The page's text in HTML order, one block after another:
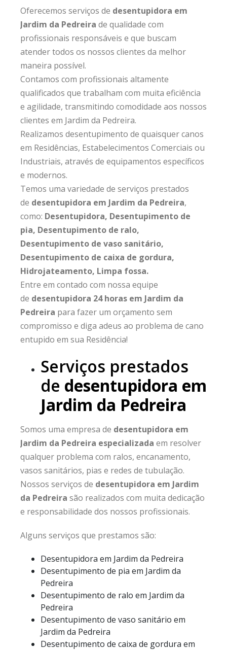
Oferecemos serviços de desentupidora em
Jardim da Pedreira de qualidade com
profissionais responsáveis e que buscam
atender todos os nossos clientes da melhor
maneira possível.
Contamos com profissionais altamente
qualificados que trabalham com muita eficiência
e agilidade, transmitindo comodidade aos nossos
clientes em Jardim da Pedreira.
Realizamos desentupimento de quaisquer canos
em Residências, Estabelecimentos Comerciais ou
Industriais, através de equipamentos específicos
e modernos.
Temos uma variedade de serviços prestados
de desentupidora em Jardim da Pedreira,
como: Desentupidora, Desentupimento de
pia, Desentupimento de ralo,
Desentupimento de vaso sanitário,
Desentupimento de caixa de gordura,
Hidrojateamento, Limpa fossa.
Entre em contado com nossa equipe
de desentupidora 24 horas em Jardim da
Pedreira para fazer um orçamento sem
compromisso e diga adeus ao problema de cano
entupido em sua Residência!
Serviços prestados
de desentupidora em
Jardim da Pedreira
Somos uma empresa de desentupidora em
Jardim da Pedreira especializada em resolver
qualquer problema com ralos, encanamento,
vasos sanitários, pias e redes de tubulação.
Nossos serviços de desentupidora em Jardim
da Pedreira são realizados com muita dedicação
e responsabilidade dos nossos profissionais.
Alguns serviços que prestamos são:
Desentupidora em Jardim da Pedreira
Desentupimento de pia em Jardim da
Pedreira
Desentupimento de ralo em Jardim da
Pedreira
Desentupimento de vaso sanitário em
Jardim da Pedreira
Desentupimento de caixa de gordura em